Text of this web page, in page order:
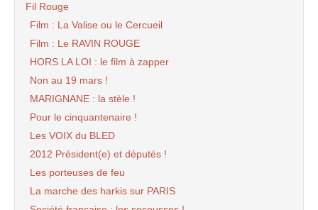
Fil Rouge
Film : La Valise ou le Cercueil
Film : Le RAVIN ROUGE
HORS LA LOI : le film à zapper
Non au 19 mars !
MARIGNANE : la stèle !
Pour le cinquantenaire !
Les VOIX du BLED
2012 Président(e) et députés !
Les porteuses de feu
La marche des harkis sur PARIS